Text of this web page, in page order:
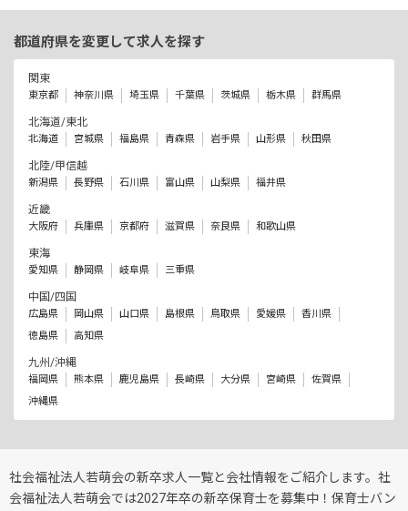
処遇改善Ⅲ 11,000～12,000円
昇給有 1カ月あたり5,000円～
賞与有 年2回 計4カ月分＋期末手当
※試用期間有 6カ月
都道府県を変更して求人を探す
関東
東京都 神奈川県 埼玉県 千葉県 茨城県 栃木県 群馬県
北海道/東北
北海道 宮城県 福島県 青森県 岩手県 山形県 秋田県
北陸/甲信越
新潟県 長野県 石川県 富山県 山梨県 福井県
近畿
大阪府 兵庫県 京都府 滋賀県 奈良県 和歌山県
東海
愛知県 静岡県 岐阜県 三重県
中国/四国
広島県 岡山県 山口県 島根県 鳥取県 愛媛県
香川県
徳島県
高知県
九州/沖縄
福岡県 熊本県 鹿児島県 長崎県 大分県 宮崎県
佐賀県
沖縄県
社会福祉法人若萌会の新卒求人一覧と会社情報をご紹介します。社
会福祉法人若萌会では2027年卒の新卒保育士を募集中！保育士バン